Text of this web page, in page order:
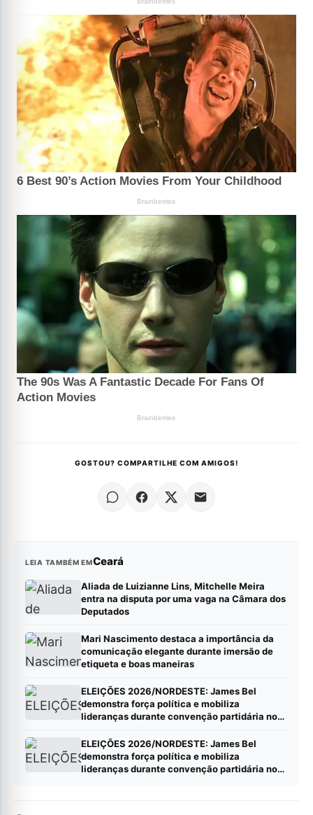
GOSTOU? COMPARTILHE COM AMIGOS!
LEIA TAMBÉM EMCeará
Aliada de Luizianne Lins, Mitchelle Meira
entra na disputa por uma vaga na Câmara dos
Deputados
Mari Nascimento destaca a importância da
comunicação elegante durante imersão de
etiqueta e boas maneiras
ELEIÇÕES 2026/NORDESTE: James Bel
demonstra força política e mobiliza
lideranças durante convenção partidária no
ELEIÇÕES 2026/NORDESTE: James Bel
demonstra força política e mobiliza
lideranças durante convenção partidária no